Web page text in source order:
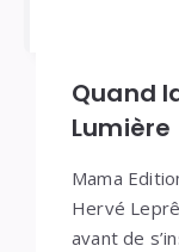
Quand
Mama
Hervé
avant de